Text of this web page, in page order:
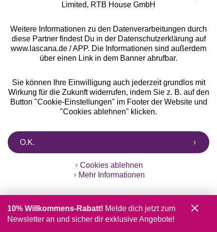
Jetzt zum Newsletter anmelden und 10% Rabatt
sichern!
Jetzt anmelden
Limited, RTB House GmbH
Weitere Informationen zu den Datenverarbeitungen durch
diese Partner findest Du in der Datenschutzerklärung auf
www.lascana.de / APP. Die Informationen sind außerdem
über einen Link in dem Banner abrufbar.
Sie können Ihre Einwilligung auch jederzeit grundlos mit
Wirkung für die Zukunft widerrufen, indem Sie z. B. auf den
Button "Cookie-Einstellungen" im Footer der Website und
"Cookies ablehnen" klicken.
O.K.
Cookies ablehnen
Mehr Informationen
10% Willkommens-Rabatt! Melde dich jetzt zum
Newsletter an und sicher dir exklusive Angebote!